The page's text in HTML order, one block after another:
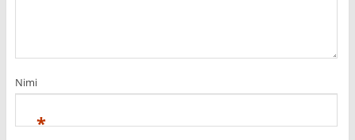
Nimi
*